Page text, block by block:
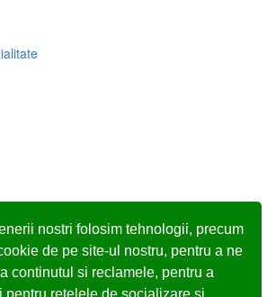
nostri folosim tehnologii, precum
de pe site-ul nostru, pentru a ne
continutul si reclamele, pentru a
pentru retelele de socializare si